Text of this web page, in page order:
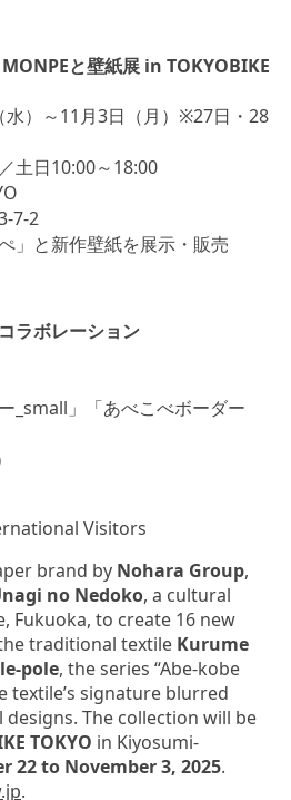
と壁紙展 in TOKYOBIKE
）～11月3日（月）※27日・28
土日10:00～18:00
7-2
」と新作壁紙を展示・販売
ラボレーション
_small」「あべこべボーダー
Visitors
brand by Nohara Group,
no Nedoko, a cultural
Fukuoka, to create 16 new
traditional textile Kurume
pole, the series “Abe-kobe
textile’s signature blurred
The collection will be
TOKYO in Kiyosumi-
22 to November 3, 2025.
.